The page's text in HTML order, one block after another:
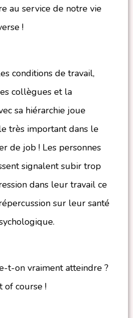
au service de notre vie
!
conditions de travail,
collègues et la
sa hiérarchie joue
très important dans le
de job ! Les personnes
signalent subir trop
dans leur travail ce
sur leur santé
t-on vraiment atteindre ?
of course !